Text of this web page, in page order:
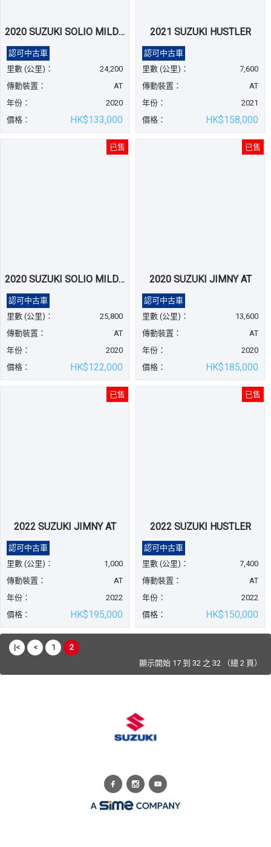
2020 SUZUKI SOLIO MILD HYBRID
認可中古車
里數 (公里)：
24,200
傳動裝置：
AT
年份：
2020
價格：
HK$133,000
2021 SUZUKI HUSTLER
認可中古車
里數 (公里)：
7,600
傳動裝置：
AT
年份：
2021
價格：
HK$158,000
2020 SUZUKI SOLIO MILD HYBRID
認可中古車
已售
里數 (公里)：
25,800
傳動裝置：
AT
年份：
2020
價格：
HK$122,000
2020 SUZUKI JIMNY AT
認可中古車
已售
里數 (公里)：
13,600
傳動裝置：
AT
年份：
2020
價格：
HK$185,000
2022 SUZUKI JIMNY AT
認可中古車
已售
里數 (公里)：
1,000
傳動裝置：
AT
年份：
2022
價格：
HK$195,000
2022 SUZUKI HUSTLER
認可中古車
已售
里數 (公里)：
7,400
傳動裝置：
AT
年份：
2022
價格：
HK$150,000
|< < 1
2
顯示開始 17 到 32 之 32 （總 2 頁）